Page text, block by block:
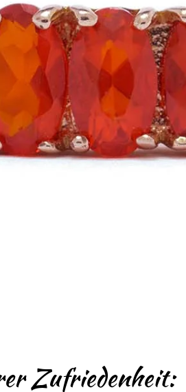
Zufriedenheit: